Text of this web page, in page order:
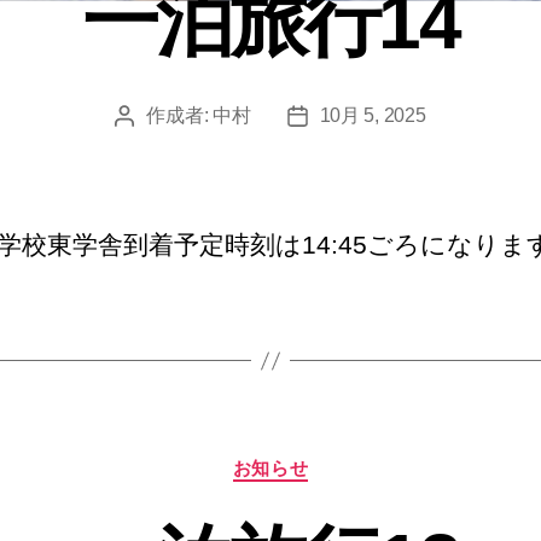
ー
一泊旅行14
投
作成者: 中村
投
10月 5, 2025
校東学舎到着予定時刻は14:45ごろになりま
カ
テ
お知らせ